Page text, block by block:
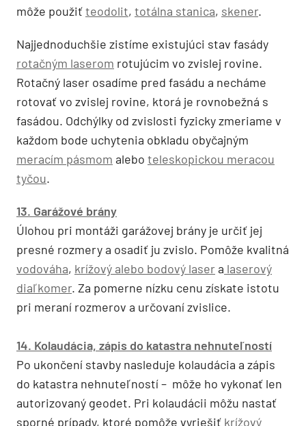
môže použiťteodolit, totálna stanica, skener.
Najjednoduchšie zistíme existujúci stav fasády
rotačným laserom rotujúcim vo zvislej rovine.
Rotačný laser osadíme pred fasádu a necháme
rotovať vo zvislej rovine, ktorá je rovnobežná s
fasádou. Odchýlky od zvislosti fyzicky zmeriame v
každom bode uchytenia obkladu obyčajným
meracím pásmom alebo teleskopickou meracou
tyčou.
13. Garážové brány
Úlohou pri montáži garážovej brány je určiť jej
presné rozmery a osadiť ju zvislo. Pomôže kvalitná
vodováha, krížový alebo bodový laser a laserový
diaľkomer. Za pomerne nízku cenu získate istotu
pri meraní rozmerov a určovaní zvislice.
14. Kolaudácia, zápis do katastra nehnuteľností
Po ukončení stavby nasleduje kolaudácia a zápis
do katastra nehnuteľností – môže ho vykonať len
autorizovaný geodet. Pri kolaudácii môžu nastať
sporné prípady, ktoré pomôže vyriešiť krížový